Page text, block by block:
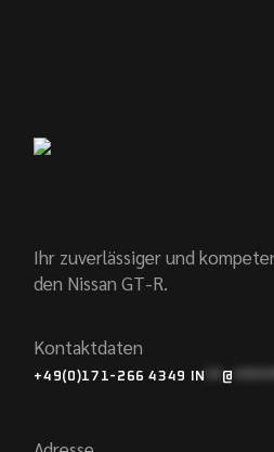
Ihr zuverlässiger und
den Nissan GT-R.
Kontaktdaten
+49(0)171-266 4349 IN @